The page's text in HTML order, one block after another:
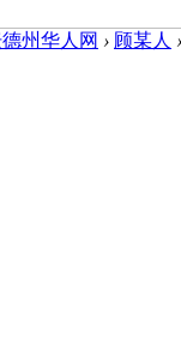
州华人网 › 顾某人 ›